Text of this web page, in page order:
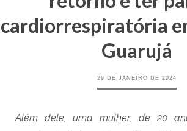
cardiorrespiratória
Guarujá
29 DE JANEIRO DE 2024
Além dele, uma mulher, de 20